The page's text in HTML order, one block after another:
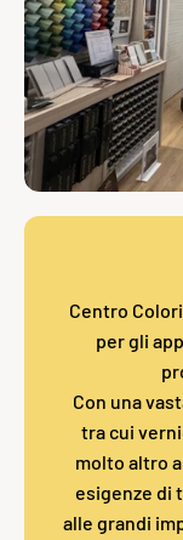
Centro
per gli
Con una
tra cui
molto altro
esigenze di
alle grandi